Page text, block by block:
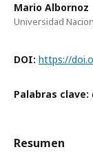
Mario Albornoz
Universidad
DOI: https://
Palabras clave:
Resumen